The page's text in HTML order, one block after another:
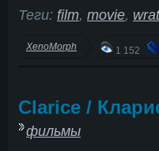
Теги: film, movie,
XenoMorph 1 152
Clarice /
фильмы